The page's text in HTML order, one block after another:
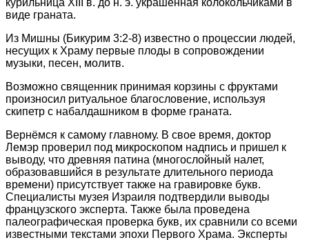
курильница XIII в. до н. э. украшенная колокольчиками в
виде граната.
Из Мишны (Бикурим 3:2-8) известно о процессии людей,
несущих к Храму первые плоды в сопровождении
музыки, песен, молитв.
Возможно священник принимая корзины с фруктами
произносил ритуальное благословение, используя
скипетр с набалдашником в форме граната.
Вернёмся к самому главному. В свое время, доктор
Лемэр проверил под микроскопом надпись и пришел к
выводу, что древняя патина (многослойный налет,
образовавшийся в результате длительного периода
времени) присутствует также на гравировке букв.
Специалисты музея Израиля подтвердили выводы
французского эксперта. Также была проведена
палеографическая проверка букв, их сравнили со всеми
известными текстами эпохи Первого Храма. Эксперты